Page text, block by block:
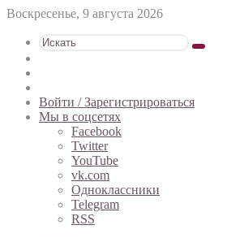
Воскресенье, 9 августа 2026
Искать
статья
Войти / Зарегистрироваться
Мы в соцсетях
Facebook
Twitter
YouTube
vk.com
Одноклассники
Telegram
RSS